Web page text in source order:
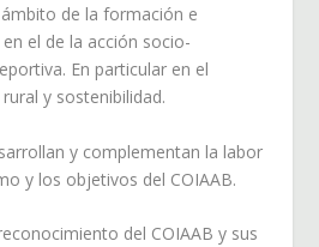
de la formación e
el de la acción socio-
En particular en el
y sostenibilidad.
y complementan la labor
y los objetivos del COIAAB.
del COIAAB y sus